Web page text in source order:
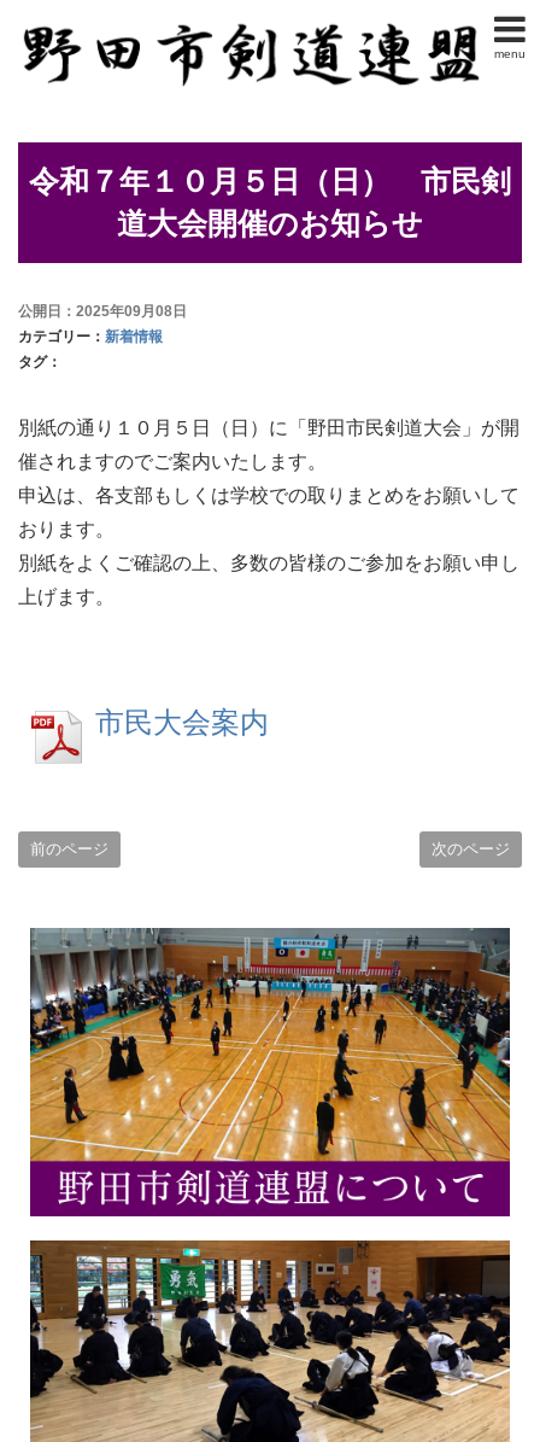
menu
令和７年１０月５日（日） 市民剣
道大会開催のお知らせ
公開日：2025年09月08日
カテゴリー： 新着情報
タグ：
別紙の通り１０月５日（日）に「野田市民剣道大会」が開
催されますのでご案内いたします。
申込は、各支部もしくは学校での取りまとめをお願いして
おります。
別紙をよくご確認の上、多数の皆様のご参加をお願い申し
上げます。
市民大会案内
前のページ 次のページ